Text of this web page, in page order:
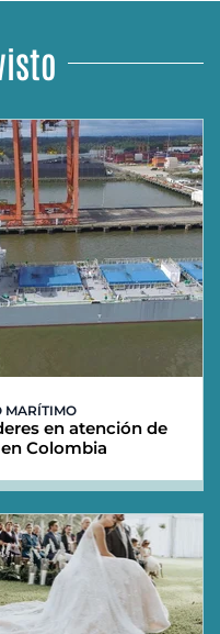
MARÍTIMO
en atención de
Colombia